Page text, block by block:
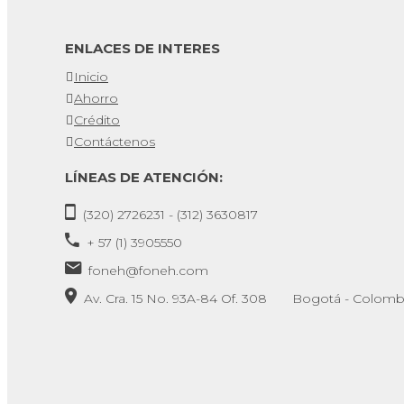
ENLACES DE INTERES
Inicio
Ahorro
Crédito
Contáctenos
LÍNEAS DE ATENCIÓN:
(320) 2726231 - (312) 3630817
+ 57 (1) 3905550
foneh@foneh.com
Av. Cra. 15 No. 93A-84 Of. 308 Bogotá -